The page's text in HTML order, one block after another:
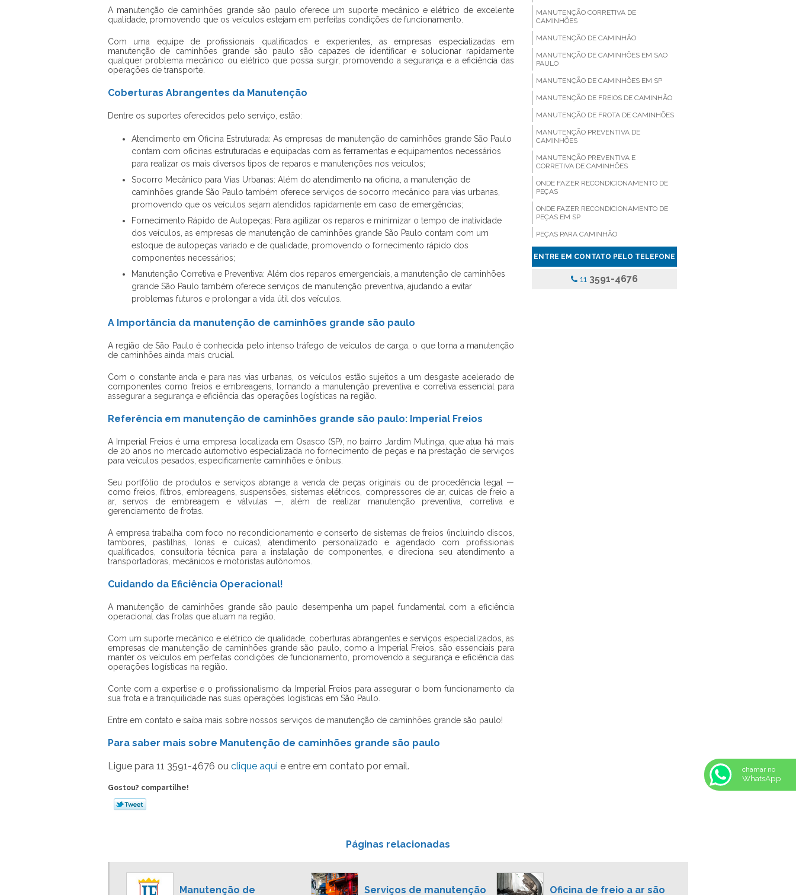
A manutenção de caminhões grande são paulo oferece um suporte mecânico e elétrico de excelente
qualidade, promovendo que os veículos estejam em perfeitas condições de funcionamento.
Com uma equipe de profissionais qualificados e experientes, as empresas especializadas em
manutenção de caminhões grande são paulo são capazes de identificar e solucionar rapidamente
qualquer problema mecânico ou elétrico que possa surgir, promovendo a segurança e a eficiência das
operações de transporte.
Coberturas Abrangentes da Manutenção
Dentre os suportes oferecidos pelo serviço, estão:
Atendimento em Oficina Estruturada: As empresas de manutenção de caminhões grande São Paulo
contam com oficinas estruturadas e equipadas com as ferramentas e equipamentos necessários
para realizar os mais diversos tipos de reparos e manutenções nos veículos;
Socorro Mecânico para Vias Urbanas: Além do atendimento na oficina, a manutenção de
caminhões grande São Paulo também oferece serviços de socorro mecânico para vias urbanas,
promovendo que os veículos sejam atendidos rapidamente em caso de emergências;
Fornecimento Rápido de Autopeças: Para agilizar os reparos e minimizar o tempo de inatividade
dos veículos, as empresas de manutenção de caminhões grande São Paulo contam com um
estoque de autopeças variado e de qualidade, promovendo o fornecimento rápido dos
componentes necessários;
Manutenção Corretiva e Preventiva: Além dos reparos emergenciais, a manutenção de caminhões
grande São Paulo também oferece serviços de manutenção preventiva, ajudando a evitar
problemas futuros e prolongar a vida útil dos veículos.
A Importância da manutenção de caminhões grande são paulo
A região de São Paulo é conhecida pelo intenso tráfego de veículos de carga, o que torna a manutenção
de caminhões ainda mais crucial.
Com o constante anda e para nas vias urbanas, os veículos estão sujeitos a um desgaste acelerado de
componentes como freios e embreagens, tornando a manutenção preventiva e corretiva essencial para
assegurar a segurança e eficiência das operações logísticas na região.
Referência em manutenção de caminhões grande são paulo: Imperial Freios
A Imperial Freios é uma empresa localizada em Osasco (SP), no bairro Jardim Mutinga, que atua há mais
de 20 anos no mercado automotivo especializada no fornecimento de peças e na prestação de serviços
para veículos pesados, especificamente caminhões e ônibus.
Seu portfólio de produtos e serviços abrange a venda de peças originais ou de procedência legal —
como freios, filtros, embreagens, suspensões, sistemas elétricos, compressores de ar, cuícas de freio a
ar, servos de embreagem e válvulas —, além de realizar manutenção preventiva, corretiva e
gerenciamento de frotas.
A empresa trabalha com foco no recondicionamento e conserto de sistemas de freios (incluindo discos,
tambores, pastilhas, lonas e cuícas), atendimento personalizado e agendado com profissionais
qualificados, consultoria técnica para a instalação de componentes, e direciona seu atendimento a
transportadoras, mecânicos e motoristas autônomos.
Cuidando da Eficiência Operacional!
A manutenção de caminhões grande são paulo desempenha um papel fundamental com a eficiência
operacional das frotas que atuam na região.
Com um suporte mecânico e elétrico de qualidade, coberturas abrangentes e serviços especializados, as
empresas de manutenção de caminhões grande são paulo , como a Imperial Freios, são essenciais para
manter os veículos em perfeitas condições de funcionamento, promovendo a segurança e eficiência das
operações logísticas na região.
Conte com a expertise e o profissionalismo da Imperial Freios para assegurar o bom funcionamento da
sua frota e a tranquilidade nas suas operações logísticas em São Paulo.
Entre em contato e saiba mais sobre nossos serviços de manutenção de caminhões grande são paulo!
Para saber mais sobre Manutenção de caminhões grande são paulo
Ligue para 11 3591-4676 ou clique aqui e entre em contato por email.
Gostou? compartilhe!
MANUTENÇÃO CORRETIVA DE
CAMINHÕES
MANUTENÇÃO DE CAMINHÃO
MANUTENÇÃO DE CAMINHÕES EM SAO
PAULO
MANUTENÇÃO DE CAMINHÕES EM SP
MANUTENÇÃO DE FREIOS DE CAMINHÃO
MANUTENÇÃO DE FROTA DE CAMINHÕES
MANUTENÇÃO PREVENTIVA DE
CAMINHÕES
MANUTENÇÃO PREVENTIVA E
CORRETIVA DE CAMINHÕES
ONDE FAZER RECONDICIONAMENTO DE
PEÇAS
ONDE FAZER RECONDICIONAMENTO DE
PEÇAS EM SP
PEÇAS PARA CAMINHÃO
PEÇAS PARA CAMINHÃO EM SÃO PAULO
PEÇAS PARA CAMINHÃO PREÇO
CONSERTO DE CAMINHÃO
ENTRE EM CONTATO PELO TELEFONE
11 3591-4676
Páginas relacionadas
Manutenção de
Serviços de manutenção
Oficina de freio a ar são
chamar no
WhatsApp